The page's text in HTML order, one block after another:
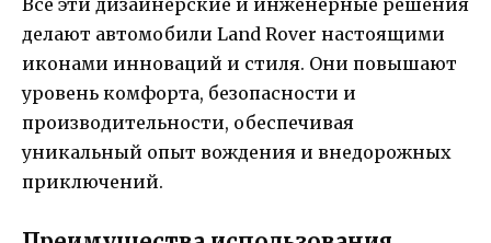
Все эти дизайнерские и инженерные решения
делают автомобили Land Rover настоящими
иконами инноваций и стиля. Они повышают
уровень комфорта, безопасности и
производительности, обеспечивая
уникальный опыт вождения и внедорожных
приключений.